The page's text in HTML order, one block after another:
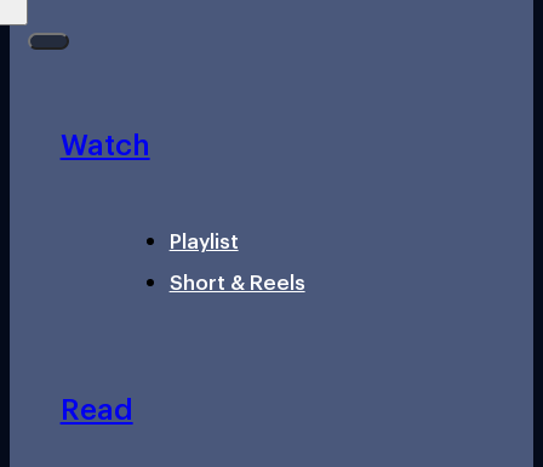
Watch
Playlist
Short & Reels
Read